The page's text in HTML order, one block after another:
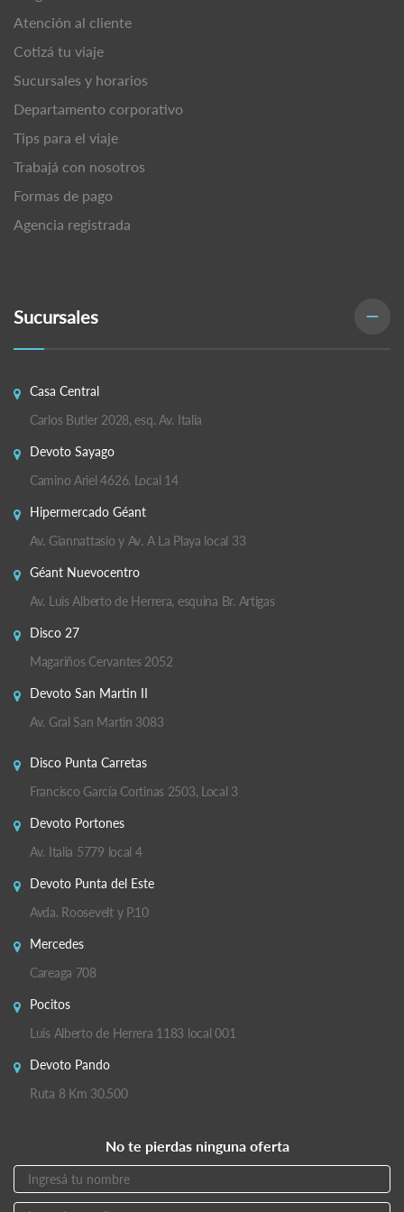
Atención al cliente
Cotizá tu viaje
Sucursales y horarios
Departamento corporativo
Tips para el viaje
Trabajá con nosotros
Formas de pago
Agencia registrada
Sucursales
Casa Central
Carlos Butler 2028, esq. Av. Italia
Devoto Sayago
Camino Ariel 4626. Local 14
Hipermercado Géant
Av. Giannattasio y Av. A La Playa local 33
Géant Nuevocentro
Av. Luis Alberto de Herrera, esquina Br. Artigas
Disco 27
Magariños Cervantes 2052
Devoto San Martin II
Av. Gral San Martin 3083
Disco Punta Carretas
Francisco García Cortinas 2503, Local 3
Devoto Portones
Av. Italia 5779 local 4
Devoto Punta del Este
Avda. Roosevelt y P.10
Mercedes
Careaga 708
Pocitos
Luis Alberto de Herrera 1183 local 001
Devoto Pando
Ruta 8 Km 30.500
No te pierdas ninguna oferta